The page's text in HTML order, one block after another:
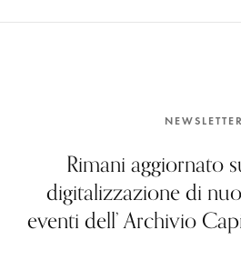
NEWSLETTER
Rimani aggiornato
digitalizzazione di
eventi dell’ Archivio